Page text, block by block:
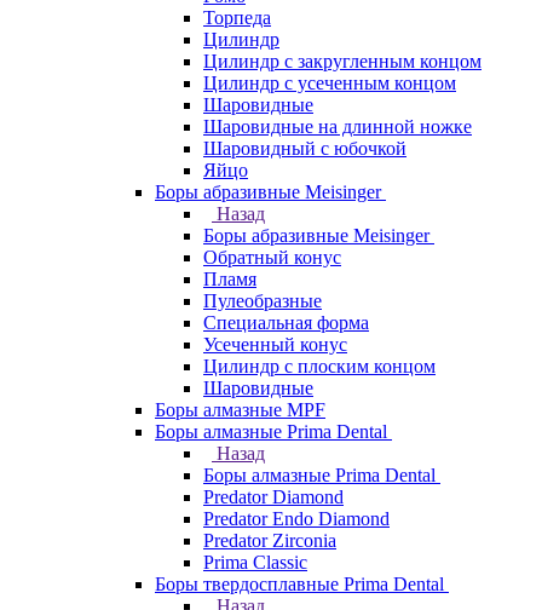
Торпеда
Цилиндр
Цилиндр с закругленным концом
Цилиндр с усеченным концом
Шаровидные
Шаровидные на длинной ножке
Шаровидный с юбочкой
Яйцо
Боры абразивные Meisinger
Назад
Боры абразивные Meisinger
Обратный конус
Пламя
Пулеобразные
Специальная форма
Усеченный конус
Цилиндр с плоским концом
Шаровидные
Боры алмазные MPF
Боры алмазные Prima Dental
Назад
Боры алмазные Prima Dental
Predator Diamond
Predator Endo Diamond
Predator Zirconia
Prima Classic
Боры твердосплавные Prima Dental
Назад